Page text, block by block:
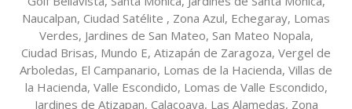
Naucalpan, Ciudad Satélite , Zona Azul, Echegaray, Lomas
Verdes, Jardines de San Mateo, San Mateo Nopala,
Ciudad Brisas, Mundo E, Atizapán de Zaragoza, Vergel de
Arboledas, El Campanario, Lomas de la Hacienda, Villas de
la Hacienda, Valle Escondido, Lomas de Valle Escondido,
Jardines de Atizapan, Calacoaya, Las Alamedas, Zona